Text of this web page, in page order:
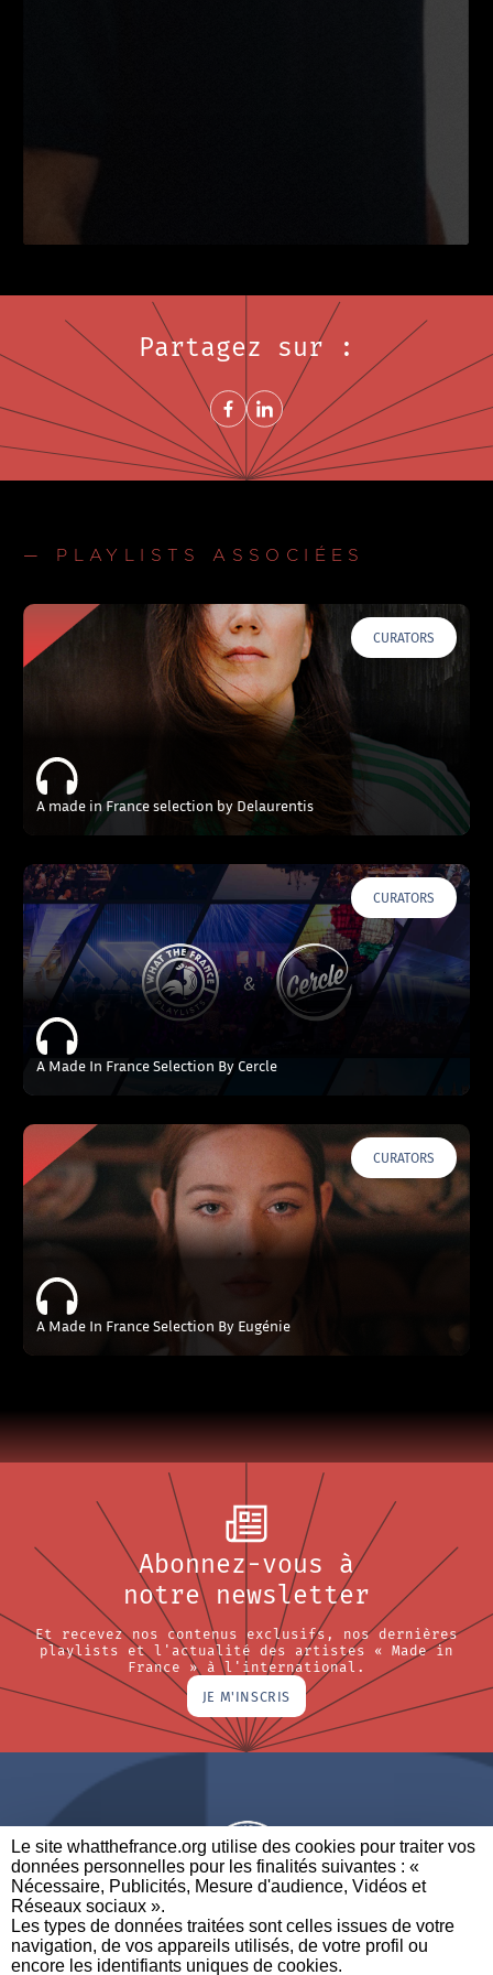
Le site whatthefrance.org utilise des cookies pour traiter vos
données personnelles pour les finalités suivantes : «
Nécessaire, Publicités, Mesure d'audience, Vidéos et
Réseaux sociaux ». ​
Les types de données traitées sont celles issues de votre
navigation, de vos appareils utilisés, de votre profil ou
encore les identifiants uniques de cookies. ​
Partagez sur :
Share on FacebookNouvelle fenêtre
Share on LinkedInNouvelle fenêtre
— PLAYLISTS ASSOCIÉES
CURATORS
A made in France selection by Delaurentis
CURATORS
A Made In France Selection By Cercle
CURATORS
A Made In France Selection By Eugénie
Abonnez-vous à
notre newsletter
Et recevez nos contenus exclusifs, nos dernières
playlists et l'actualité des artistes « Made in
France » à l'international.
JE M'INSCRIS
A BRAND OF
PARTENAIRES CONTACTEZ-NOUS MENTIONS LÉGALES